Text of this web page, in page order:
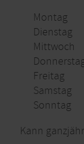
Montag
Dienstag
Mittwoch
Freitag
Samstag
Sonntag
Kann